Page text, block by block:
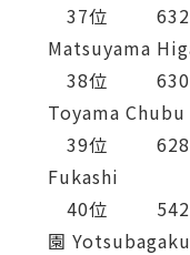
37位
Matsuyama
38位
Toyama Chubu
39位
Fukashi
40位
園